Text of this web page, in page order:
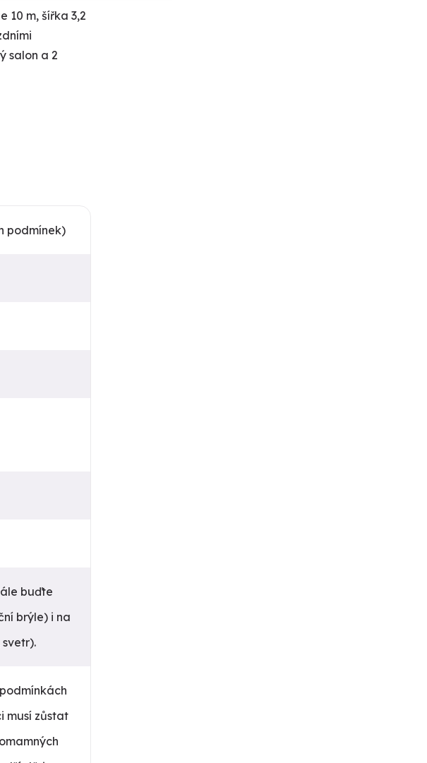
10 m, šířka 3,2
salon a 2
podmínek)
buďte
brýle) i na
musí zůstat